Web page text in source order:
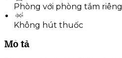
Phòng với phòng tắm riêng
Không hút thuốc
Mô tả